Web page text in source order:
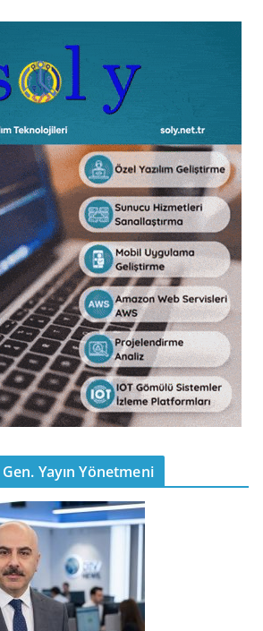
Yayın Yönetmeni